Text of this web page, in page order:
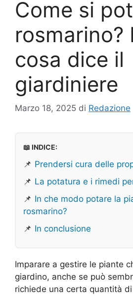
Come si
rosmarino?
cosa dice il
giardiniere
Marzo 18, 2025 di Redazione
📖 INDICE:
📌 Prendersi cura delle
📌 La potatura e i rimedi
📌 In che modo potare la
rosmarino?
📌 In conclusione
Imparare a gestire le piante
giardino, anche se può
richiede una certa quantità